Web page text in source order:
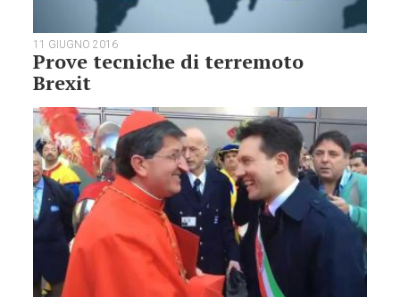
11 GIUGNO 2016
Prove tecniche di terremoto
Brexit